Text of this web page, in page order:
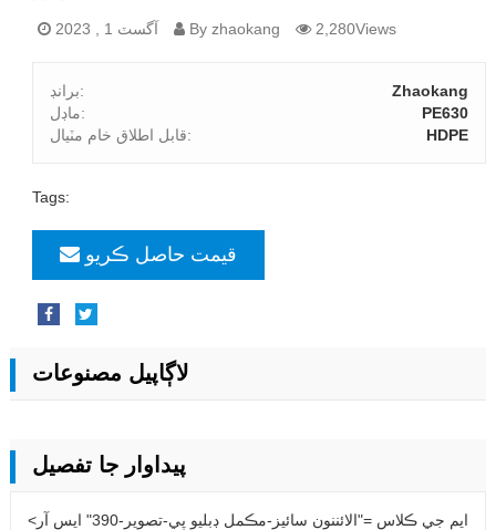
آگسٽ 1 , 2023 By zhaokang 2,280Views
برانڊ:
Zhaokang
ماڊل:
PE630
قابل اطلاق خام مٽيال:
HDPE
Tags:
قيمت حاصل ڪريو
لاڳاپيل مصنوعات
پيداوار جا تفصيل
<ايم جي ڪلاس ="الائننون سائيز-مڪمل ڊبليو پي-تصوير-390" ايس آر